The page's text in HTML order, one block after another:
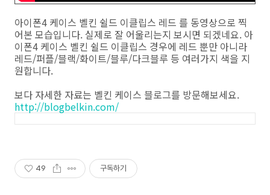
아이폰4 케이스 벨킨 쉴드 이클립스 레드 를 동영상으로 찍
어본 모습입니다. 실제로 잘 어울리는지 보시면 되겠네요. 아
이폰4 케이스 벨킨 쉴드 이클립스 경우에 레드 뿐만 아니라
레드/퍼플/블랙/화이트/블루/다크블루 등 여러가지 색을 지
원합니다.
보다 자세한 자료는 벨킨 케이스 블로그를 방문해보세요.
http://blogbelkin.com/
49 구독하기